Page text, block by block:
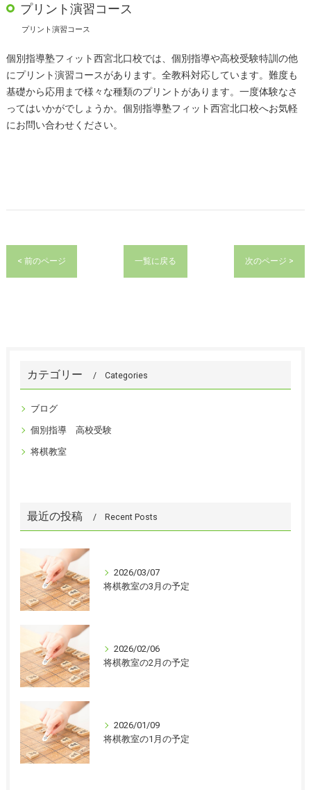
プリント演習コース
プリント演習コース
個別指導塾フィット西宮北口校では、個別指導や高校受験特訓の他
にプリント演習コースがあります。全教科対応しています。難度も
基礎から応用まで様々な種類のプリントがあります。一度体験なさ
ってはいかがでしょうか。個別指導塾フィット西宮北口校へお気軽
にお問い合わせください。
< 前のページ 一覧に戻る 次のページ >
カテゴリー Categories
ブログ
個別指導 高校受験
将棋教室
最近の投稿 Recent Posts
2026/03/07
将棋教室の3月の予定
2026/02/06
将棋教室の2月の予定
2026/01/09
将棋教室の1月の予定